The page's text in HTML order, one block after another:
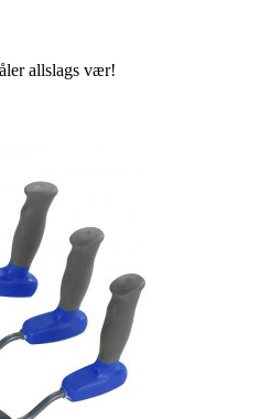
allslags vær!